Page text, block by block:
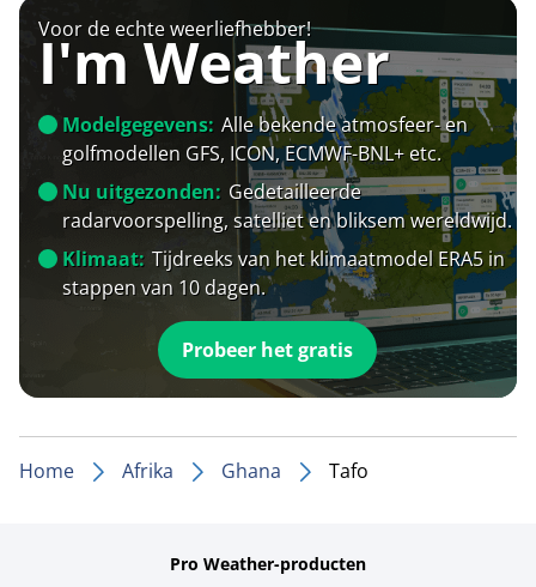
Voor de echte weerliefhebber!
I'm Weather
Modelgegevens: Alle bekende atmosfeer- en
golfmodellen GFS, ICON, ECMWF-BNL+ etc.
Nu uitgezonden: Gedetailleerde
radarvoorspelling, satelliet en bliksem wereldwijd.
Klimaat: Tijdreeks van het klimaatmodel ERA5 in
stappen van 10 dagen.
Probeer het gratis
Home Afrika Ghana Tafo
Pro Weather-producten